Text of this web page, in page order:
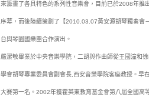
來籌畫了各具特色的系列性音樂會，目前已於2008年
序幕，而後陸續策劃了【2010.03.07黃安源胡琴獨奏會
台與琴園國樂團合作演出。
嚴潔敏畢業於中央音樂學院，二胡與作曲師從王國潼和
學會胡琴專業委員會副會長,西安音樂學院客座教授。
大賽第一名。2002年獲霍英東教育基金會第八屆全國